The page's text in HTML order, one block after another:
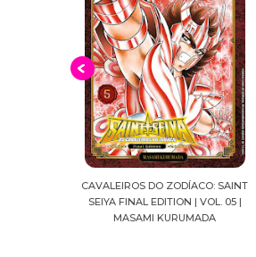
CAVALEIROS DO ZODÍACO: SAINT
SEIYA FINAL EDITION | VOL. 05 |
MASAMI KURUMADA